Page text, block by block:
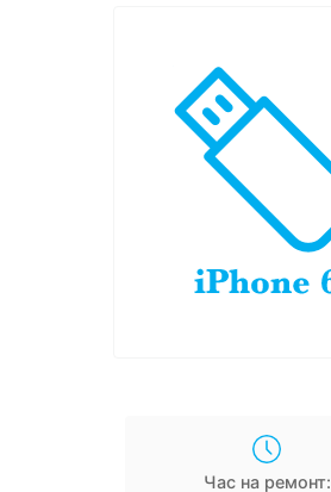
Час на ремонт: